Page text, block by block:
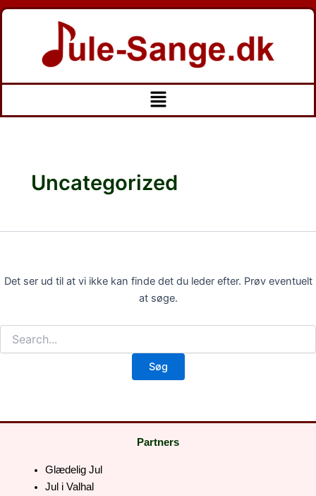
Gå
Menu
Uncategorized
Det ser ud til at vi ikke kan finde det du leder efter. Prøv eventuelt
at søge.
Søg
Partners
Glædelig Jul
Jul i Valhal